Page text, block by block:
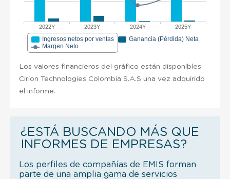
2022Y 2023Y 2024Y 2025Y
Ingresos netos por ventas
Ganancia (Pérdida) Neta
Margen Neto
Los valores financieros del gráfico están disponibles
Cirion Technologies Colombia S.A.S una vez adquirido
el informe.
¿ESTÁ BUSCANDO MÁS QUE
INFORMES DE EMPRESAS?
Los perfiles de compañías de EMIS forman
parte de una amplia gama de servicios